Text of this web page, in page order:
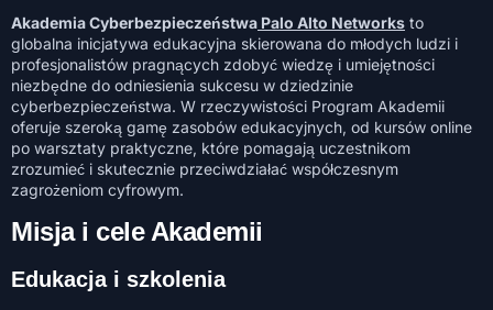
Akademia Cyberbezpieczeństwa Palo Alto Networks to
globalna inicjatywa edukacyjna skierowana do młodych ludzi i
profesjonalistów pragnących zdobyć wiedzę i umiejętności
niezbędne do odniesienia sukcesu w dziedzinie
cyberbezpieczeństwa. W rzeczywistości Program Akademii
oferuje szeroką gamę zasobów edukacyjnych, od kursów online
po warsztaty praktyczne, które pomagają uczestnikom
zrozumieć i skutecznie przeciwdziałać współczesnym
zagrożeniom cyfrowym.
Misja i cele Akademii
Edukacja i szkolenia